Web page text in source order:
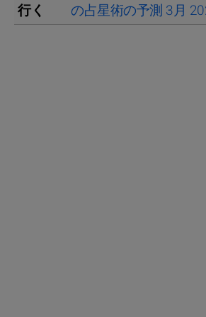
行く の占星術の予測 3月